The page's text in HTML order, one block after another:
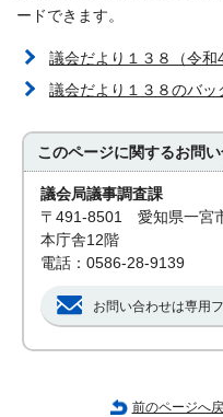
ードできます。
議会だより１３８（令和
議会だより１３８のバッ
このページに関するお問
議会局議事調査課
〒491-8501 愛知県一宮
本庁舎12階
電話：0586-28-9139
お問い合わせは専用
前のページへ